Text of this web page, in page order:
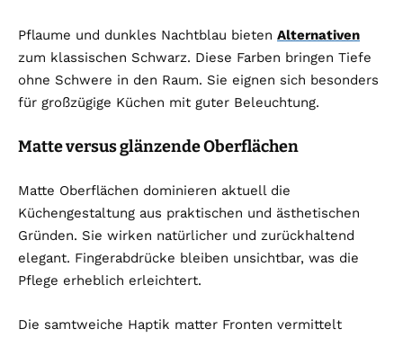
Pflaume und dunkles Nachtblau bieten Alternativen
zum klassischen Schwarz. Diese Farben bringen Tiefe
ohne Schwere in den Raum. Sie eignen sich besonders
für großzügige Küchen mit guter Beleuchtung.
Matte versus glänzende Oberflächen
Matte Oberflächen dominieren aktuell die
Küchengestaltung aus praktischen und ästhetischen
Gründen. Sie wirken natürlicher und zurückhaltend
elegant. Fingerabdrücke bleiben unsichtbar, was die
Pflege erheblich erleichtert.
Die samtweiche Haptik matter Fronten vermittelt